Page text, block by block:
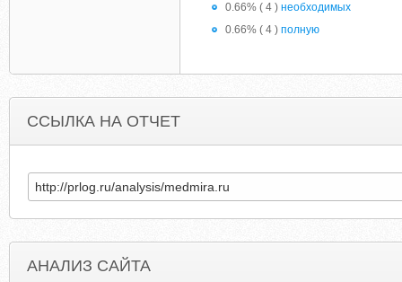
0.66% ( 4 ) необходимых
0.66% ( 4 ) полную
ССЫЛКА НА ОТЧЕТ
АНАЛИЗ САЙТА